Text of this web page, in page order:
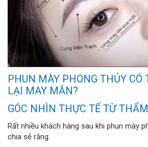
PHUN MÀY PHONG THỦY CÓ
LẠI MAY MẮN?
GÓC NHÌN THỰC TẾ TỪ
Rất nhiều khách hàng sau khi phun mày
chia sẻ rằng: